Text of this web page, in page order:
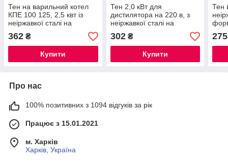
Тен на варильний котел
КПЕ 100 125, 2,5 квт із
неіржавкої сталі на
штуцерах ф22
362 ₴
Купити
Тен 2,0 кВт для
дистилятора на 220 в, з
неіржавкої сталі на
штуцерах 16 мм
302₴
Купити
Тен
275
Про нас
100% позитивних з 1094 відгуків за рік
Працює з 15.01.2021
м. Харків
Харків, Україна